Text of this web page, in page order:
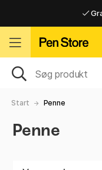
Start Penne
Penne